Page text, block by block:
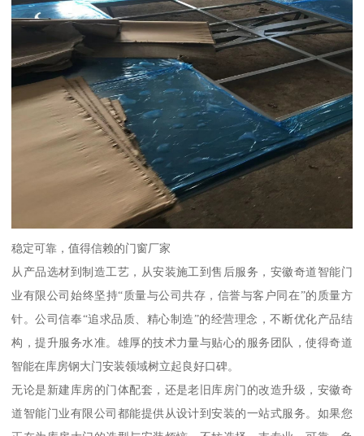
稳定可靠，值得信赖的门窗厂家
从产品选材到制造工艺，从安装施工到售后服务，安徽奇道智能门
业有限公司始终坚持“质量与公司共存，信誉与客户同在”的质量方
针。公司信奉“追求品质、精心制造”的经营理念，不断优化产品结
构，提升服务水准。雄厚的技术力量与贴心的服务团队，使得奇道
智能在库房钢大门安装领域树立起良好口碑。
无论是新建库房的门体配套，还是老旧库房门的改造升级，安徽奇
道智能门业有限公司都能提供从设计到安装的一站式服务。如果您